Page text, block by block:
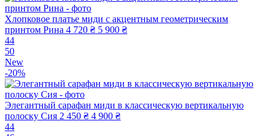
Хлопковое платье миди с акцентным геометрическим
принтом Рина 4 720 ₴ 5 900 ₴
44
50
New
-20%
Элегантный сарафан миди в классическую вертикальную
полоску Сия 2 450 ₴ 4 900 ₴
44